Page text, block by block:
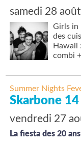
samedi 28
Girls in
des
Hawaii
combi
Summer Nights
Skarbone 14
vendredi 27
La fiesta des 20 ans